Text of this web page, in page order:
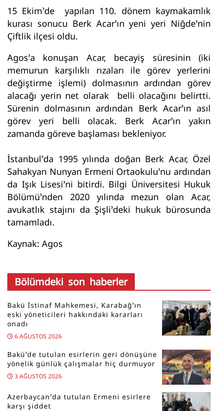
15 Ekim’de yapılan 110. dönem kaymakamlık
kurası sonucu Berk Acar’ın yeni yeri Niğde’nin
Çiftlik ilçesi oldu.
Agos’a konuşan Acar, becayiş süresinin (iki
memurun karşılıklı rızaları ile görev yerlerini
değiştirme işlemi) dolmasının ardından görev
alacağı yerin net olarak belli olacağını belirtti.
Sürenin dolmasının ardından Berk Acar’ın asıl
görev yeri belli olacak. Berk Acar’ın yakın
zamanda göreve başlaması bekleniyor.
İstanbul’da 1995 yılında doğan Berk Acar, Özel
Sahakyan Nunyan Ermeni Ortaokulu’nu ardından
da Işık Lisesi’ni bitirdi. Bilgi Üniversitesi Hukuk
Bölümü’nden 2020 yılında mezun olan Acar,
avukatlık stajını da Şişli’deki hukuk bürosunda
tamamladı.
Kaynak: Agos
Bölümdeki son haberler
Bakü İstinaf Mahkemesi, Karabağ’ın
eski yöneticileri hakkındaki kararları
onadı
6 AĞUSTOS 2026
Bakü’de tutulan esirlerin geri dönüşüne
yönelik günlük çalışmalar hiç durmuyor
3 AĞUSTOS 2026
Azerbaycan’da tutulan Ermeni esirlere
karşı şiddet